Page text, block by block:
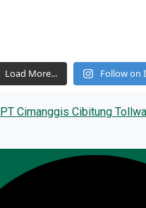
Load More... Follow on
PT Cimanggis Cibitung